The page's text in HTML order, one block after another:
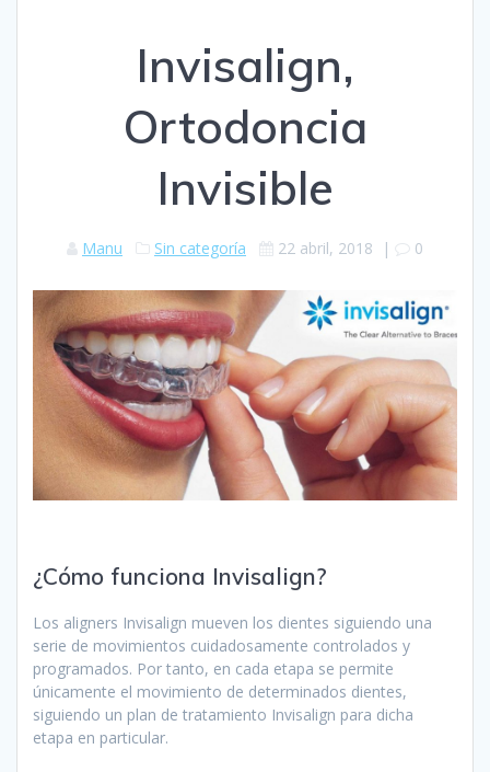
Invisalign,
Ortodoncia
Invisible
Manu Sin categoría 22 abril, 2018 | 0
¿Cómo funciona Invisalign?
Los aligners Invisalign mueven los dientes siguiendo una
serie de movimientos cuidadosamente controlados y
programados. Por tanto, en cada etapa se permite
únicamente el movimiento de determinados dientes,
siguiendo un plan de tratamiento Invisalign para dicha
etapa en particular.